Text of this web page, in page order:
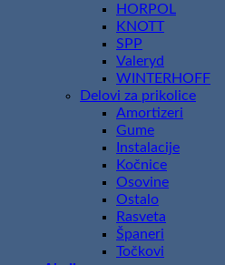
HORPOL
KNOTT
SPP
Valeryd
WINTERHOFF
Delovi za prikolice
Amortizeri
Gume
Instalacije
Kočnice
Osovine
Ostalo
Rasveta
Španeri
Točkovi